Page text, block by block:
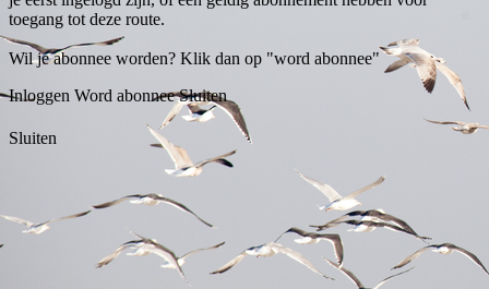
toegang tot deze route.
Wil je abonnee worden? Klik dan op "word abonnee"
Inloggen Word abonnee Sluiten
Sluiten